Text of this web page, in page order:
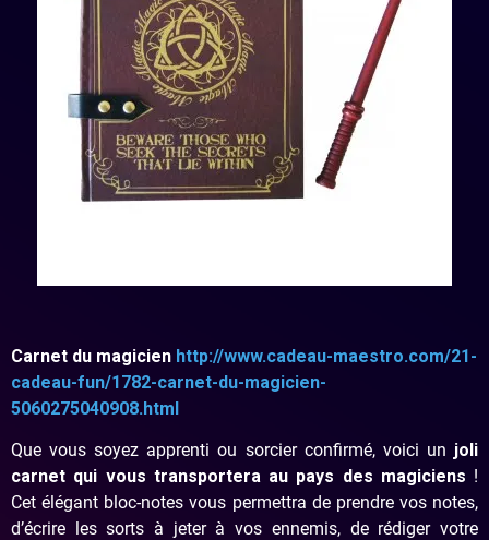
Carnet du magicien http://www.cadeau-maestro.com/21-
cadeau-fun/1782-carnet-du-magicien-
5060275040908.html
Que vous soyez apprenti ou sorcier confirmé, voici un joli
carnet qui vous transportera au pays des magiciens !
Cet élégant bloc-notes vous permettra de prendre vos notes,
d’écrire les sorts à jeter à vos ennemis, de rédiger votre